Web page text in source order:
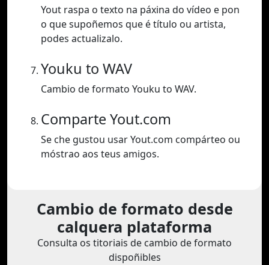
Yout raspa o texto na páxina do vídeo e pon
o que supoñemos que é título ou artista,
podes actualizalo.
Youku to WAV
Cambio de formato Youku to WAV.
Comparte Yout.com
Se che gustou usar Yout.com compárteo ou
móstrao aos teus amigos.
Cambio de formato desde
calquera plataforma
Consulta os titoriais de cambio de formato
dispoñibles